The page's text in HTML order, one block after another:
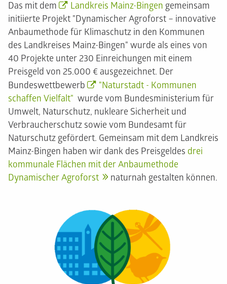
Das mit dem Landkreis Mainz-Bingen gemeinsam
initiierte Projekt "Dynamischer Agroforst – innovative
Anbaumethode für Klimaschutz in den Kommunen
des Landkreises Mainz-Bingen" wurde als eines von
40 Projekte unter 230 Einreichungen mit einem
Preisgeld von 25.000 € ausgezeichnet. Der
Bundeswettbewerb
"Naturstadt - Kommunen
schaffen Vielfalt" wurde vom Bundesministerium für
Umwelt, Naturschutz, nukleare Sicherheit und
Verbraucherschutz sowie vom Bundesamt für
Naturschutz gefördert. Gemeinsam mit dem Landkreis
Mainz-Bingen haben wir dank des Preisgeldes drei
kommunale Flächen mit der Anbaumethode
Dynamischer Agroforst
naturnah gestalten können.